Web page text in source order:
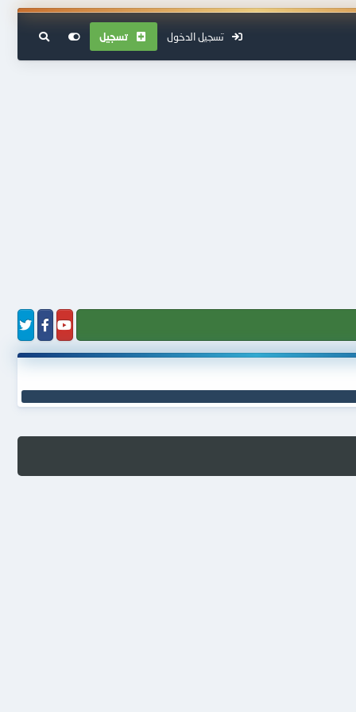
تسجيل الدخول تسجيل